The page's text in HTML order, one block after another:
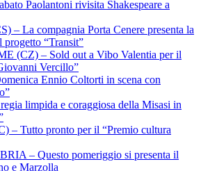
Paolantoni rivisita Shakespeare a
– La compagnia Porta Cenere presenta la
progetto “Transit”
(CZ) – Sold out a Vibo Valentia per il
Vercillo”
Ennio Coltorti in scena con
limpida e coraggiosa della Misasi in
– Tutto pronto per il “Premio cultura
– Questo pomeriggio si presenta il
e Marzolla